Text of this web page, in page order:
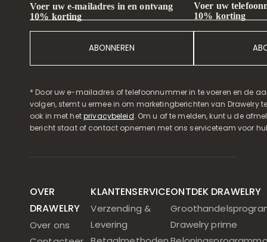
Voer uw e-mailadres in en ontvang
10% korting
ABONNEREN
Voer uw
10% korting
* Door uw e-mailadres of telefoonnummer in te voeren en de
volgen, stemt u ermee in om marketingberichten van Drawelry
ook in met hetprivacybeleid. Om u af te melden, kunt u de
bericht staat of contact opnemen met ons serviceteam voor
OVER
DRAWELRY
Over ons
KLANTENSERVICE
Verzending &
Levering
ONTDEK DRAWELRY
Drawelry prime